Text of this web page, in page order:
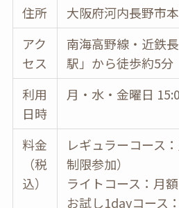
住所
大阪府河内長野市
アク
セス
南海高野線・近鉄
駅」から徒歩約5分
利用
日時
月・水・金曜日
料金
（税
込）
レギュラーコース
制限参加）
ライトコース：月
お試し1dayコース